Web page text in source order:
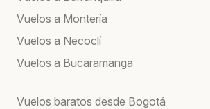
Vuelos a Montería
Vuelos a Necoclí
Vuelos a Bucaramanga
Vuelos baratos desde Bogotá